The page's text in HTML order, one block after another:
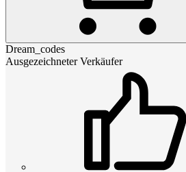
Dream_codes
Ausgezeichneter Verkäufer